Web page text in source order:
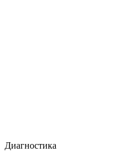
Диагностика